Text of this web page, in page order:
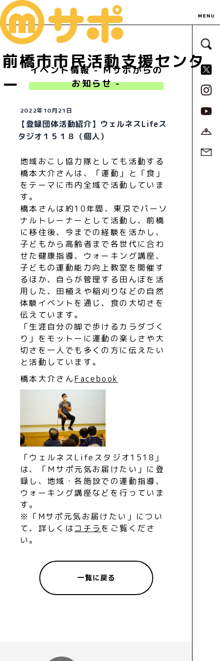
前橋市市民活動支援センタ
ー
サ
イベント情報 - Ｍサポからの
お知らせ -
2022年10月21日
【登録団体活動紹介】ウェルネスLifeス
タジオ１５１８（個人）
地域おこし協力隊としても活動する
橋本大介さんは、「運動」と「食」
をテーマに市内全域で活動していま
す。
橋本さんは約10年間、東京でパーソ
ナルトレーナーとして活動し、前橋
に移住後、今までの経験を活かし、
子どもから高齢者まで各世代に合わ
せた健康指導、ウォーキング講座、
子どもの運動能力向上教室を開催す
るほか、自らが管理する田んぼを活
用した、田植えや稲刈りなどの自然
体験イベントを通じ、食の大切さを
伝えています。
「生涯自分の脚で歩けるカラダづく
り」をモットーに運動の楽しさや大
切さを一人でも多くの方に伝えたい
と活動しています。
橋本大介さんFacebook
「ウェルネスLifeスタジオ1518」
は、「Ｍサポ元気お届けたい」に登
録し、地域・各施設での運動指導、
ウォーキング講座などを行っていま
す。
※「Mサポ元気お届けたい」につい
て、詳しくはコチラをご覧くださ
い。
一覧に戻る